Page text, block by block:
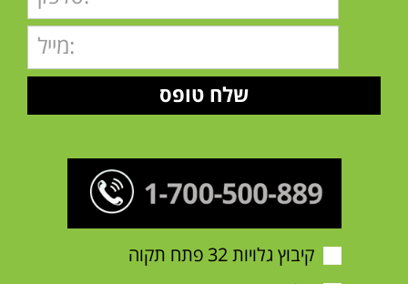
קיבוץ גלויות 32 פתח תקוה